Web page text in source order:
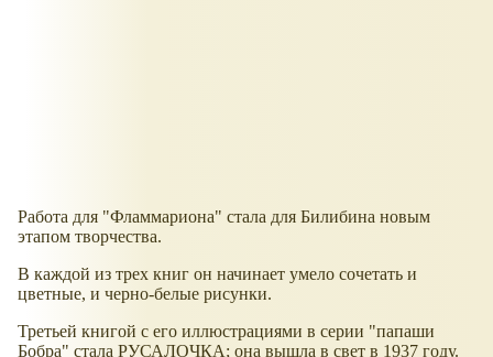
Работа для "Фламмариона" стала для Билибина новым
этапом творчества.
В каждой из трех книг он начинает умело сочетать и
цветные, и черно-белые рисунки.
Третьей книгой с его иллюстрациями в серии "папаши
Бобра" стала РУСАЛОЧКА; она вышла в свет в 1937 году.